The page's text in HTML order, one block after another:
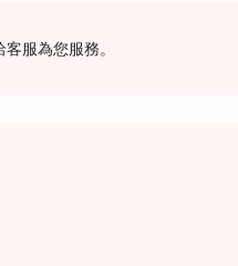
服為您服務。